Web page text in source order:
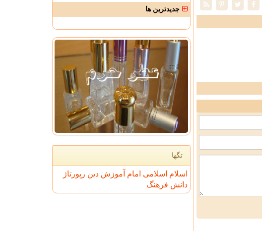
جدیدترین ها
تگها
اسلام اسلامی امام آموزش دین رپورتاژ
دانش فرهنگ